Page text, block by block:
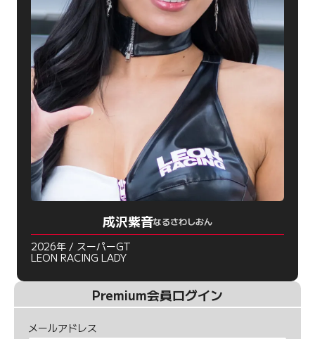
成沢紫音なるさわしおん
2026年 / スーパーGT
LEON RACING LADY
Premium会員ログイン
メールアドレス